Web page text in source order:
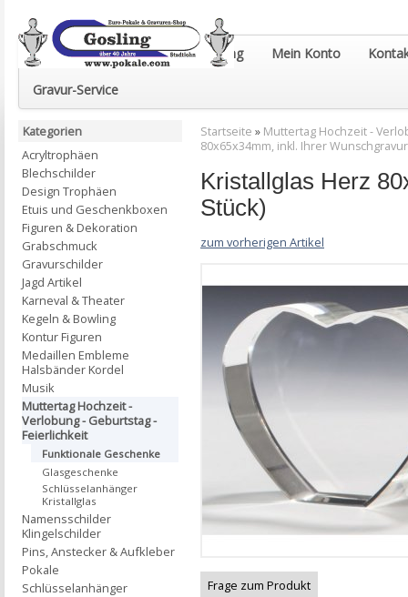
Euro-Pokale & Gravur-Shop Gosling Mein Konto
Gravur-Service
Startseite » Muttertag Hochzeit -
80x65x34mm, inkl. Ihrer
Kristallglas Herz
Stück)
zum vorherigen Artikel
Frage zum Produkt
Kategorien
Acryltrophäen
Blechschilder
Design Trophäen
Etuis und Geschenkboxen
Figuren & Dekoration
Grabschmuck
Gravurschilder
Jagd Artikel
Karneval & Theater
Kegeln & Bowling
Kontur Figuren
Medaillen Embleme
Halsbänder Kordel
Musik
Muttertag Hochzeit -
Verlobung - Geburtstag -
Feierlichkeit
Funktionale Geschenke
Glasgeschenke
Schlüsselanhänger
Kristallglas
Namensschilder
Klingelschilder
Pins, Anstecker & Aufkleber
Pokale
Schlüsselanhänger